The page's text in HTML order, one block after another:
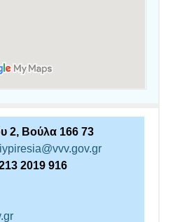
2, Βούλα 166 73
2019 916